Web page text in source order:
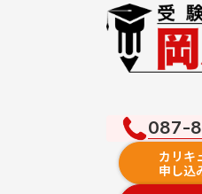
087-
カリキ
申し込